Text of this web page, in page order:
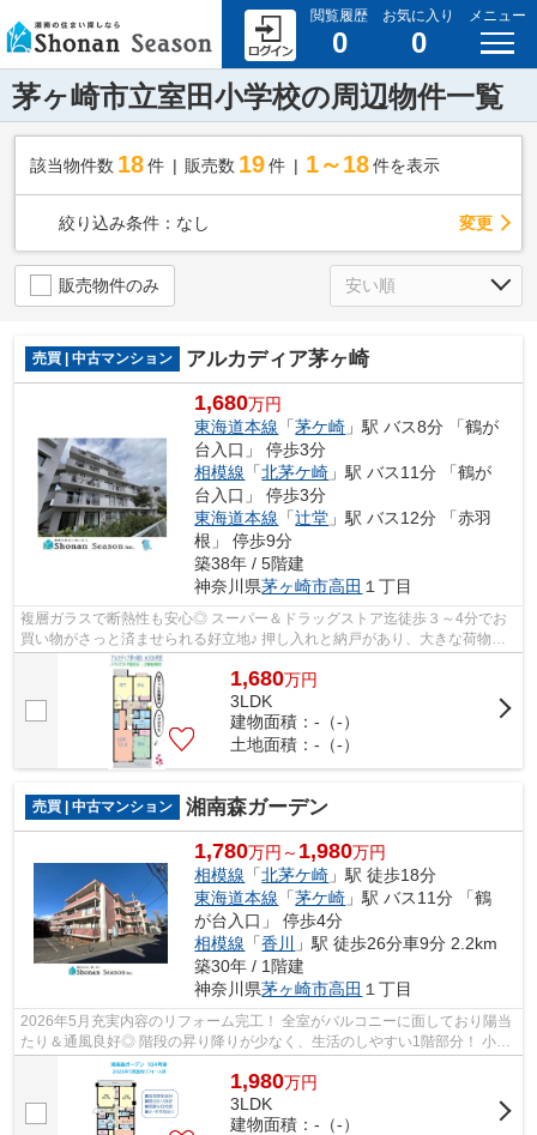
閲覧履歴
0
お気に入り
0
メニュー
茅ヶ崎市立室田小学校の周辺物件一覧
該当物件数 18件 販売数 19 件 1～18 件を表示
絞り込み条件： なし 変更
販売物件のみ
売買 | 中古マンション アルカディア茅ヶ崎
1,680万円
東海道本線 「茅ケ崎 」駅 バス8分 「鶴が
台入口」 停歩3分
相模線 「北茅ケ崎 」駅 バス11分 「鶴が
台入口」 停歩3分
東海道本線 「辻堂 」駅 バス12分 「赤羽
根」 停歩9分
築38年 / 5階建
神奈川県茅ヶ崎市高田 １丁目
複層ガラスで断熱性も安心◎ スーパー＆ドラッグストア迄徒歩３～4分でお
買い物がさっと済ませられる好立地♪ 押し入れと納戸があり、大きな荷物も
スッキリ片付く！ 湘南・茅ヶ崎で新生...
1,680万円
3LDK
建物面積：-（-）
土地面積：-（-）
売買 | 中古マンション 湘南森ガーデン
1,780万円～ 1,980万円
相模線 「北茅ケ崎 」駅 徒歩18分
東海道本線 「茅ケ崎 」駅 バス11分 「鶴
が台入口」 停歩4分
相模線 「香川
」駅 徒歩26分車9分 2.2km
築30年 / 1階建
神奈川県茅ヶ崎市高田 １丁目
2026年5月充実内容のリフォーム完工！ 全室がバルコニーに面しており陽当
たり＆通風良好◎ 階段の昇り降りが少なく、生活のしやすい1階部分！ 小・
中学校が近く子育て世代にも嬉しい住...
1,980万円
3LDK
建物面積：-（-）